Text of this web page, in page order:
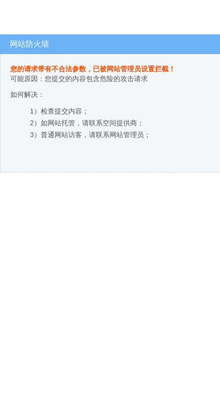
网站防火墙
您的请求带有不合法参数，已被网站管理员设置拦截！
可能原因：您提交的内容包含危险的攻击请求
如何解决：
1）检查提交内容；
2）如网站托管，请联系空间提供商；
3）普通网站访客，请联系网站管理员；